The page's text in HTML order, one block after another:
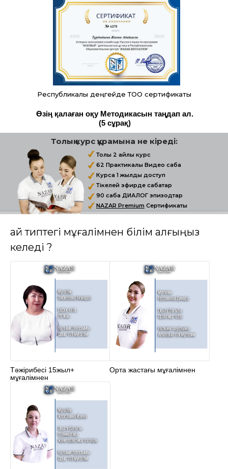
Республикалық деңгейде ТОО сертификаты
Өзің қалаған оқу Методикасын таңдап ал.
(5 сұрақ)
Толық курс құрамына не кіреді:
Толық 2 айлық курс
62 Практикалық Видео сабақ
Курсқа 1 жылдық доступ
Тікелей эфирде сабақтар
90 сабақ ДИАЛОГ эпизодтар
NAZAR Premium Сертификаты
Қай типтегі мұғалімнен білім алғыңыз
келеді ?
Тәжірибесі 15жыл+
мұғалімнен
Орта жастағы мұғалімнен